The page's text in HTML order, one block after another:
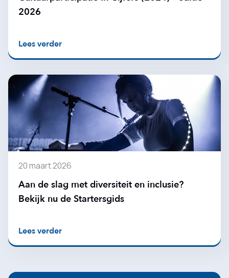
2026
Lees verder
20 maart 2026
Aan de slag met diversiteit en inclusie?
Bekijk nu de Startersgids
Lees verder